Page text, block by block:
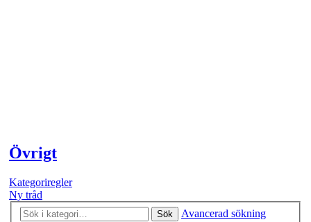
Övrigt
Kategoriregler
Ny tråd
Sök Avancerad sökning